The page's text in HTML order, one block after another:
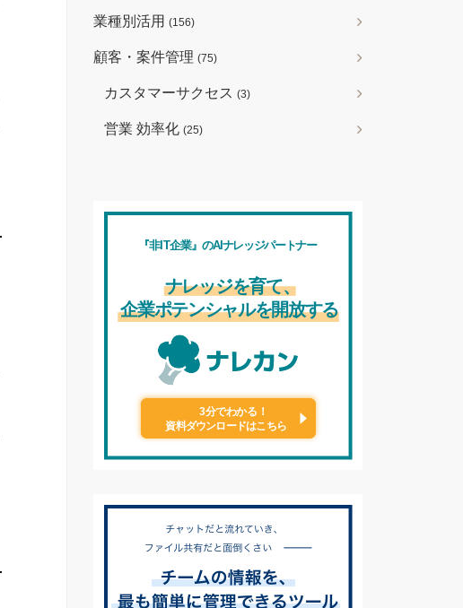
業種別活用 (156)
顧客・案件管理 (75)
カスタマーサクセス (3)
営業 効率化 (25)